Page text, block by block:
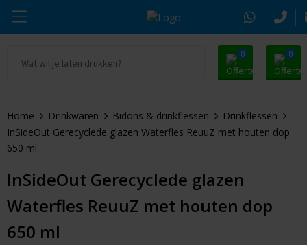
0 0
Drinkwaren
Kleding & Textiel
Tassen & Reizen
Elektronica & Gadgets
Alle promosnoepje
Zomer
Pasen
Kerst
Eindejaarsgeschenken
Thule
Moleskine
Alle merken
Home Drinkwaren Bidons & drinkflessen
Drinkflessen
InSideOut Gerecyclede glazen Waterfles ReuuZ met houten dop
650 ml
InSideOut Gerecyclede glazen
Waterfles ReuuZ met houten dop
650 ml